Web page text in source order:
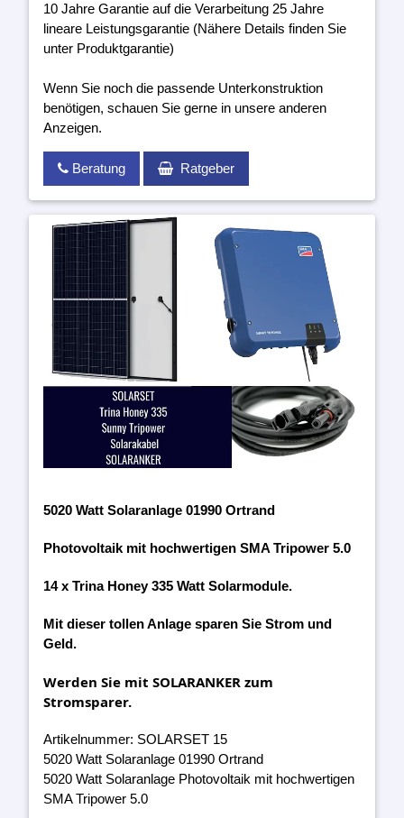
10 Jahre Garantie auf die Verarbeitung 25 Jahre
lineare Leistungsgarantie (Nähere Details finden Sie
unter Produktgarantie)
Wenn Sie noch die passende Unterkonstruktion
benötigen, schauen Sie gerne in unsere anderen
Anzeigen.
Beratung Ratgeber
5020 Watt Solaranlage 01990 Ortrand
Photovoltaik mit hochwertigen SMA Tripower 5.0
14 x Trina Honey 335 Watt Solarmodule.
Mit dieser tollen Anlage sparen Sie Strom und
Geld.
Werden Sie mit SOLARANKER zum
Stromsparer.
Artikelnummer: SOLARSET 15
5020 Watt Solaranlage 01990 Ortrand
5020 Watt Solaranlage Photovoltaik mit hochwertigen
SMA Tripower 5.0